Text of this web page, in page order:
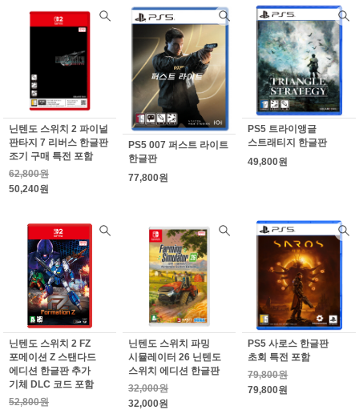
닌텐도 스위치 2 파이널
판타지 7 리버스 한글판
조기 구매 특전 포함
62,800원
50,240원
PS5 007 퍼스트 라이트
한글판
77,800원
PS5 트라이앵글
스트래티지 한글판
49,800원
닌텐도 스위치 2 FZ
포메이션 Z 스탠다드
에디션 한글판 추가
기체 DLC 코드 포함
52,800원
닌텐도 스위치 파밍
시뮬레이터 26 닌텐도
스위치 에디션 한글판
32,000원
32,000원
PS5 사로스 한글판
초회 특전 포함
79,800원
79,800원